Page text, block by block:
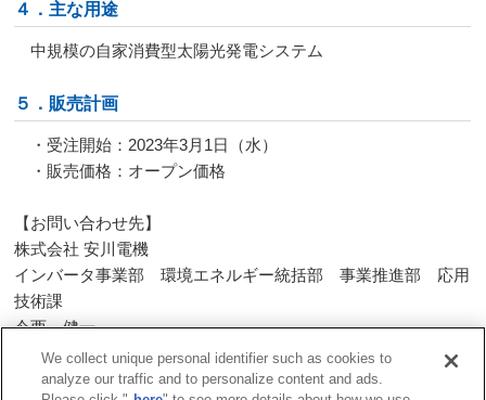
４．主な用途
中規模の自家消費型太陽光発電システム
５．販売計画
・受注開始： 2023年3月 1日（水）
・販売価格：オープン価格
【お問い合わせ先】
株式会社 安川電機
インバータ事業部 環境エネルギー統括部 事業推進部 応用
技術課
今西 健一
TEL：0930-23-5079 FAX：0930-23-3010
We collect unique personal identifier such as cookies to
analyze our traffic and to personalize content and ads.